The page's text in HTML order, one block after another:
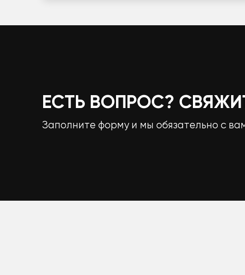
ЕСТЬ ВОПРОС?
Заполните форму и мы обязательно с